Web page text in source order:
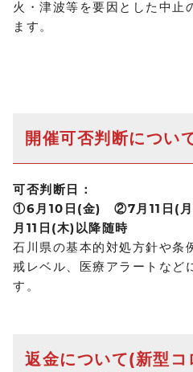
火・津波等を要因とした中止
ます。
開催可否判断につい
可否判断日：
①6月10日(金) ②7月11日
月11日(木)以降随時
石川県の基本的対処方針や条
戒レベル、医療アラートなど
す。
返金について(新型